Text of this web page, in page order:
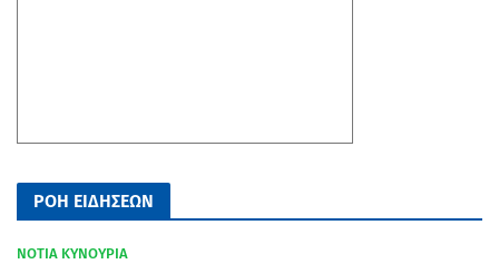
ΡΟΗ ΕΙΔΗΣΕΩΝ
ΝΟΤΙΑ ΚΥΝΟΥΡΙΑ